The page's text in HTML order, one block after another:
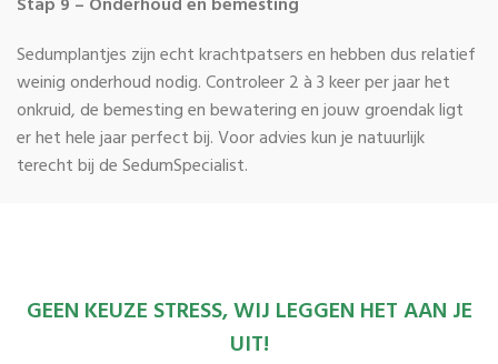
Sedumplantjes zijn echt krachtpatsers en hebben dus relatief
weinig onderhoud nodig. Controleer 2 à 3 keer per jaar het
onkruid, de bemesting en bewatering en jouw groendak ligt
er het hele jaar perfect bij. Voor advies kun je natuurlijk
terecht bij de SedumSpecialist.
GEEN KEUZE STRESS, WIJ LEGGEN HET AAN JE
UIT!